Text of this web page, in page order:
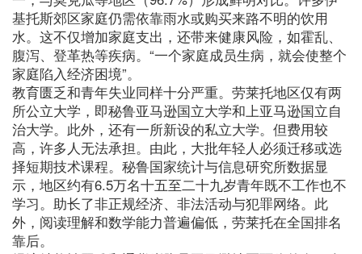
基托斯郊区家庭仍需依靠雨水或购买来路不明的饮用
水。这不仅增加家庭支出，还带来健康风险，如霍乱、
腹泻、登革热等疾病。“一个家庭成员生病，就会使整个
家庭陷入经济困境”。
教育匮乏和青年失业同样十分严重。劳莱托地区仅有两
所公立大学，即秘鲁亚马逊国立大学和上亚马逊国立自
治大学。此外，还有一所新设的私立大学。但费用较
高，许多人无法承担。由此，大批年轻人必须迁移或选
择短期技术课程。秘鲁国家统计与信息研究所数据显
示，地区约有6.5万名十五至二十九岁青年既不工作也不
学习。助长了非正规经济、非法活动与犯罪网络。此
外，阅读理解和数学能力普遍偏低，劳莱托在全国排名
靠后。